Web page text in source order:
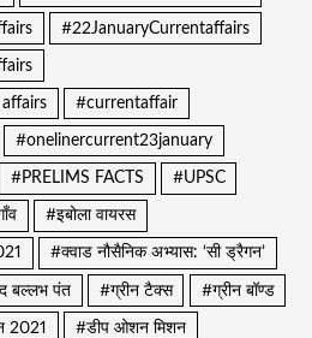
#22JanuaryCurrentaffairs
#currentaffair
#onelinercurrent23january
#PRELIMS FACTS #UPSC
#इबोला वायरस
#क्वाड नौसैनिक अभ्यास: ‘सी ड्रैगन’
बल्लभ पंत #ग्रीन टैक्स #ग्रीन बॉण्ड
2021 #डीप ओशन मिशन